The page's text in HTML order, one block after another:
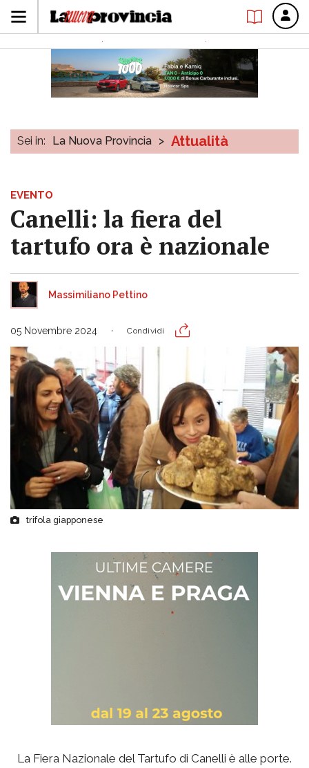
Sei in: La Nuova Provincia > Attualità
EVENTO
Canelli: la fiera del
tartufo ora è nazionale
Massimiliano Pettino
05 Novembre 2024 Condividi
trifola giapponese
La Fiera Nazionale del Tartufo di Canelli è alle porte.